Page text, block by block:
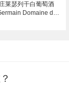
莱瑟列干白葡萄酒
2021 Thierry Germain Domaine des Roches Neuves L’Echelier, Saumur, France